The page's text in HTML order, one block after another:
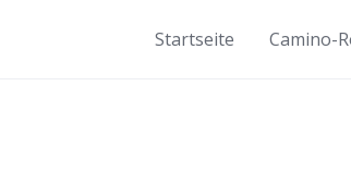
Startseite Camino-